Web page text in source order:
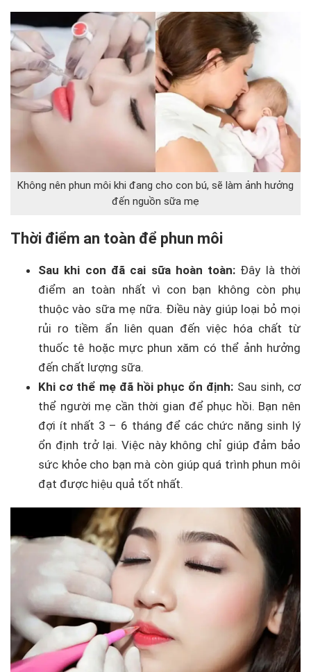
Không nên phun môi khi đang cho con bú, sẽ làm ảnh hưởng
đến nguồn sữa mẹ
Thời điểm an toàn để phun môi
Sau khi con đã cai sữa hoàn toàn: Đây là thời
điểm an toàn nhất vì con bạn không còn phụ
thuộc vào sữa mẹ nữa. Điều này giúp loại bỏ mọi
rủi ro tiềm ẩn liên quan đến việc hóa chất từ
thuốc tê hoặc mực phun xăm có thể ảnh hưởng
đến chất lượng sữa.
Khi cơ thể mẹ đã hồi phục ổn định: Sau sinh, cơ
thể người mẹ cần thời gian để phục hồi. Bạn nên
đợi ít nhất 3 – 6 tháng để các chức năng sinh lý
ổn định trở lại. Việc này không chỉ giúp đảm bảo
sức khỏe cho bạn mà còn giúp quá trình phun môi
đạt được hiệu quả tốt nhất.